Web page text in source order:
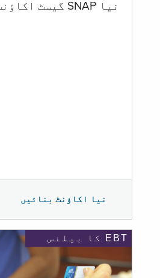
نیا SNAP گیسٹ اکاؤنٹ بنائیں
نیا اکاؤنٹ بنائیں
EBT کا بیلنس